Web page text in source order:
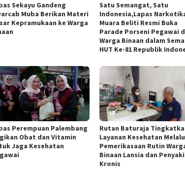
Sekayu Gandeng
Muba Berikan Materi
Kepramukaan ke Warga
Satu Semangat, Satu
Indonesia,Lapas
Muara Beliti Resmi Buka
Parade Porseni Pegawai
Warga Binaan dalam
HUT Ke-81 Republik
Perempuan Palembang
Obat dan Vitamin
Jaga Kesehatan
Rutan Baturaja
Layanan Kesehatan
Pemerikasaan Rutin
Binaan Lansia dan
Kronis